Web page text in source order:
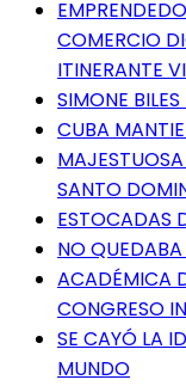
COMERCIO
ITINERANTE
SIMONE
CUBA
SANTO
ESTOCADAS
NO
ACADÉMICA
CONGRESO
SE CAYÓ LA
MUNDO